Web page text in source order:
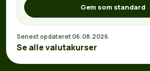
Gem som standard
Senest opdateret 06.08.2026
Se alle valutakurser